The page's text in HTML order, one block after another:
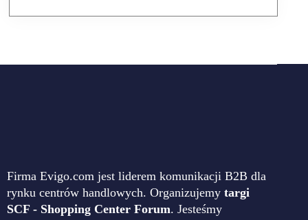
Firma Evigo.com jest liderem komunikacji B2B dla
rynku centrów handlowych. Organizujemy targi
SCF - Shopping Center Forum. Jesteśmy